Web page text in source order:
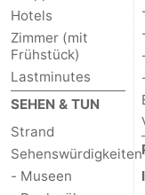
Hotels
Zimmer (mit
Frühstück)
Lastminutes
SEHEN & TUN
Strand
Sehenswürdigkeiten
- Museen